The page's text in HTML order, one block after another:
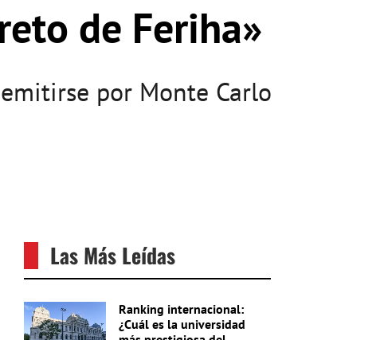
de Feriha»
por Monte Carlo
Las Más Leídas
Ranking internacional:
¿Cuál es la universidad